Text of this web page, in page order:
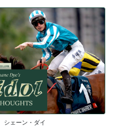
シェーン・ダイ